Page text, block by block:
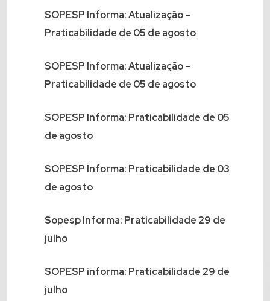
SOPESP Informa: Atualização –
Praticabilidade de 05 de agosto
SOPESP Informa: Atualização –
Praticabilidade de 05 de agosto
SOPESP Informa: Praticabilidade de 05
de agosto
SOPESP Informa: Praticabilidade de 03
de agosto
Sopesp Informa: Praticabilidade 29 de
julho
SOPESP informa: Praticabilidade 29 de
julho